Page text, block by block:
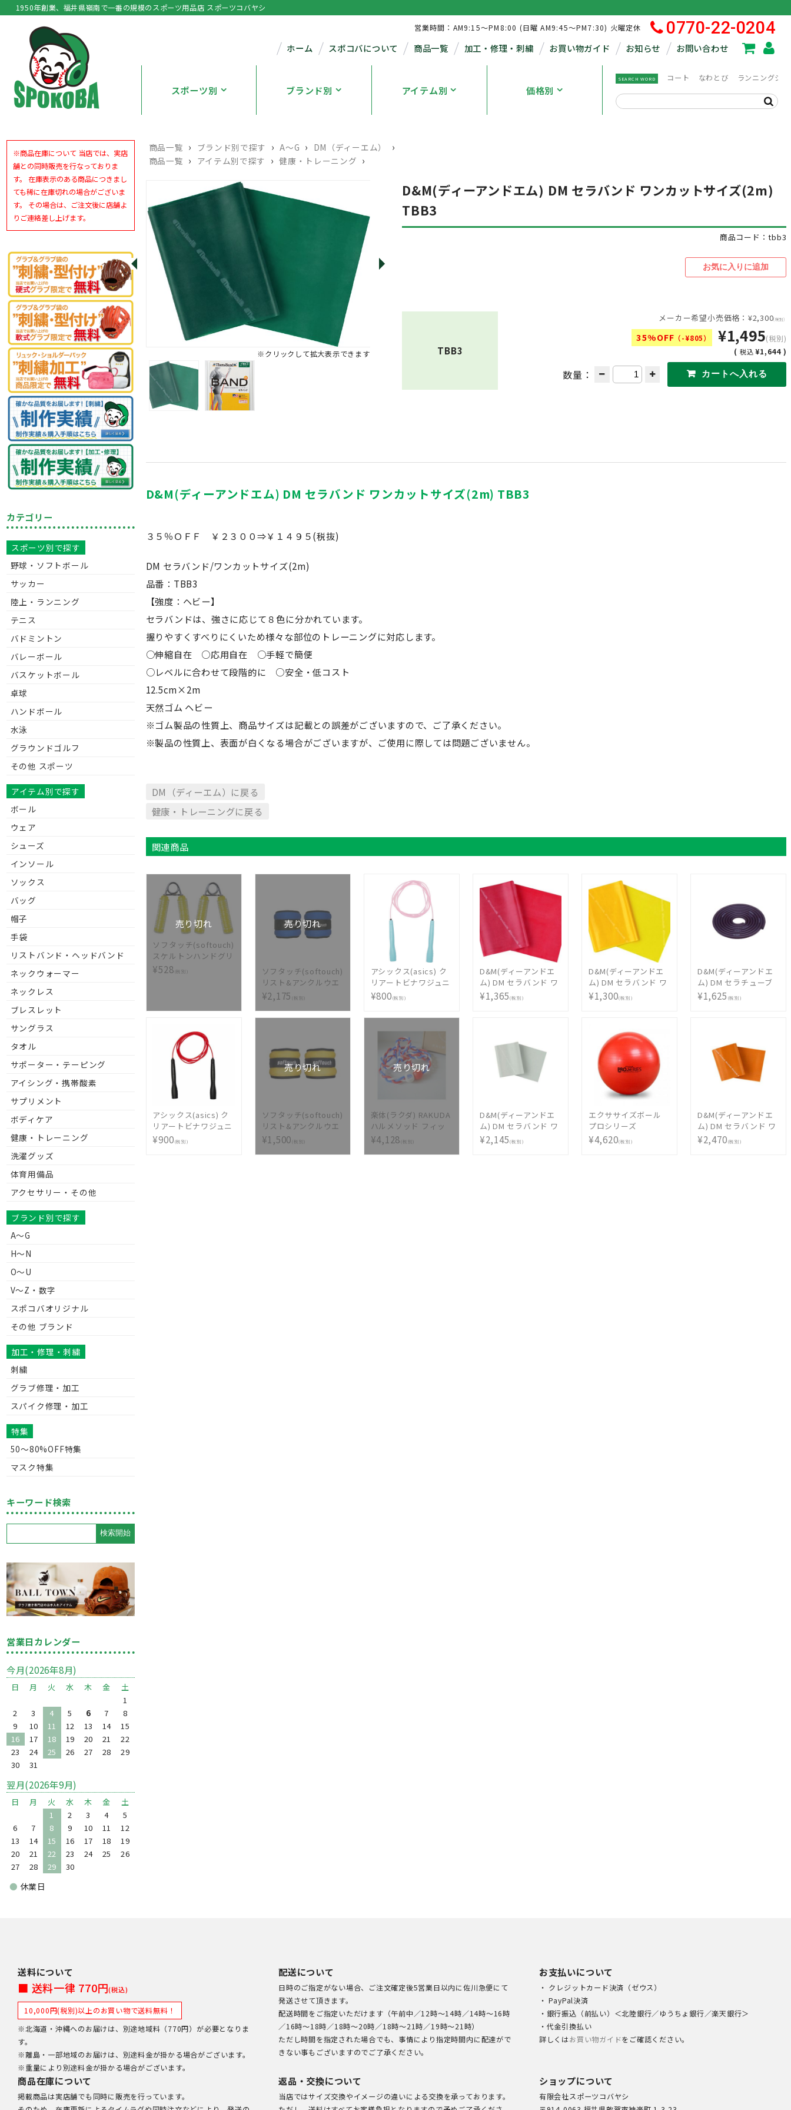
1950年創業、福井県嶺南で一番の規模のスポーツ用品店 スポーツコバヤシ
営業時間：AM9:15～PM8:00 (日曜 AM9:45～PM7:30) 火曜定休
0770-22-0204
ホーム スポコバについて 商品一覧 加工・修理・刺繍 お買い物ガイド お知らせ お問い合わせ
スポーツ別 ブランド別 アイテム別 価格別
SEARCH WORD コート なわとび ランニングシ
商品一覧 › ブランド別で探す › A～G › DM（ディーエム） ›
商品一覧 › アイテム別で探す › 健康・トレーニング ›
※クリックして拡大表示できます
D&M(ディーアンドエム) DM セラバンド ワンカットサイズ(2m)
TBB3
商品コード：tbb3
TBB3
メーカー希望小売価格：¥2,300(税別)
35%OFF （-¥805） ¥1,495(税別)
( 税込 ¥1,644 )
数量：
D&M(ディーアンドエム) DM セラバンド ワンカットサイズ(2m) TBB3
３５％ＯＦＦ ￥２３００⇒￥１４９５(税抜)
DM セラバンド/ワンカットサイズ(2m)
品番：TBB3
【強度：ヘビー】
セラバンドは、強さに応じて８色に分かれています。
握りやすくすべりにくいため様々な部位のトレーニングに対応します。
○伸縮自在 ○応用自在 ○手軽で簡便
○レベルに合わせて段階的に ○安全・低コスト
12.5cm×2m
天然ゴム ヘビー
※ゴム製品の性質上、商品サイズは記載との誤差がございますので、ご了承ください。
※製品の性質上、表面が白くなる場合がございますが、ご使用に際しては問題ございません。
DM（ディーエム）に戻る
健康・トレーニングに戻る
関連商品
売り切れ
ソフタッチ(softouch)
スケルトンハンドグリ
ップ(2個入り)
¥528(税別)
売り切れ
ソフタッチ(softouch)
リスト&アンクルウエ
イト(1.5kg×2個入)
SO-WA15S
¥2,175 (税別)
アシックス(asics) ク
リアートビナワジュニ
ア 91-230-700
¥800(税別)
D&M(ディーアンドエ
ム) DM セラバンド ワ
ンカットサイズ(2m)
TBB2
¥1,365(税別)
D&M(ディーアンドエ
ム) DM セラバンド ワ
ンカットサイズ(2m)
TBB1
¥1,300(税別)
D&M(ディーアンドエ
ム) DM セラチューブ
ワンカットサイズ 3m
TTB15
¥1,625 (税別)
アシックス(asics) ク
リアートビナワジュニ
ア 91-230-600
¥900(税別)
売り切れ
ソフタッチ(softouch)
リスト&アンクルウエ
イト(0.5kg2個入) SO-
WA05S
¥1,500(税別)
売り切れ
楽体(ラクダ) RAKUDA
ハルメソッド フィッ
トネス 16JYA13400
¥4,128(税別)
D&M(ディーアンドエ
ム) DM セラバンド ワ
ンカットサイズ(2m)
TBB6
¥2,145(税別)
エクササイズボール
プロシリーズ
¥4,620(税別)
D&M(ディーアンドエ
ム) DM セラバンド ワ
ンカットサイズ(2m)
TBB7
¥2,470(税別)
※商品在庫について 当店では、実店
舗との同時販売を行なっておりま
す。 在庫表示のある商品につきまし
ても稀に在庫切れの場合がございま
す。 その場合は、ご注文後に店舗よ
りご連絡差し上げます。
カテゴリー
スポーツ別で探す
野球・ソフトボール
サッカー
陸上・ランニング
テニス
バドミントン
バレーボール
バスケットボール
卓球
ハンドボール
水泳
グラウンドゴルフ
その他 スポーツ
アイテム別で探す
ボール
ウェア
シューズ
インソール
ソックス
バッグ
帽子
手袋
リストバンド・ヘッドバンド
ネックウォーマー
ネックレス
ブレスレット
サングラス
タオル
サポーター・テーピング
アイシング・携帯酸素
サプリメント
ボディケア
健康・トレーニング
洗濯グッズ
体育用備品
アクセサリー・その他
ブランド別で探す
A～G
H～N
O～U
V〜Z・数字
スポコバオリジナル
その他 ブランド
加工・修理・刺繍
刺繍
グラブ修理・加工
スパイク修理・加工
特集
50〜80%OFF特集
マスク特集
キーワード検索
営業日カレンダー
今月(2026年8月)
日 月 火 水 木 金
土
1
2
3 4 5 6 7
8
9
10 11 12 13 14
15
16
17 18 19 20 21
22
23
24 25 26 27 28
29
30
31
翌月(2026年9月)
日 月 火 水 木 金
土
1
2 3 4
5
6
7 8 9 10 11
12
13
14 15 16 17 18
19
20
21 22 23 24 25
26
27
28 29 30
● 休業日
送料について
■ 送料一律 770円(税込)
10,000円(税別)以上のお買い物で送料無料！
※北海道・沖縄へのお届けは、別途地域料（770円）が必要となりま
す。
※離島・一部地域のお届けは、別途料金が掛かる場合がございます。
※重量により別途料金が掛かる場合がございます。
配送について
日時のご指定がない場合、ご注文確定後5営業日以内に佐川急便にて
発送させて頂きます。
配送時間をご指定いただけます（午前中／12時～14時／14時～16時
／16時～18時／18時～20時／18時～21時／19時～21時）
ただし時間を指定された場合でも、事情により指定時間内に配達がで
きない事もございますのでご了承ください。
お支払いについて
・ クレジットカード決済（ゼウス）
・ PayPal決済
・銀行振込（前払い）＜北陸銀行／ゆうちょ銀行／楽天銀行＞
・代金引換払い
詳しくはお買い物ガイドをご確認ください。
商品在庫について
掲載商品は実店舗でも同時に販売を行っています。
返品・交換について
当店ではサイズ交換やイメージの違いによる交換を承っております。
ショップについて
有限会社スポーツコバヤシ